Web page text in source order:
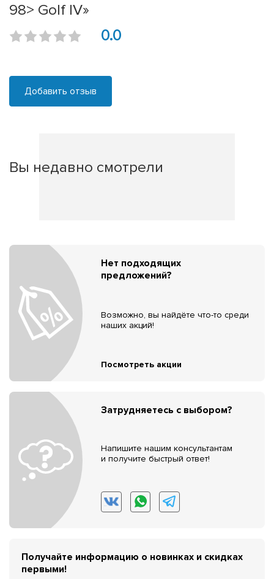
98> Golf IV»
0.0
Добавить отзыв
Вы недавно смотрели
Нет подходящих
предложений?
Возможно, вы найдёте что-то среди
наших акций!
Посмотреть акции
Затрудняетесь с выбором?
Напишите нашим консультантам
и получите быстрый ответ!
Получайте информацию о новинках и скидках
первыми!